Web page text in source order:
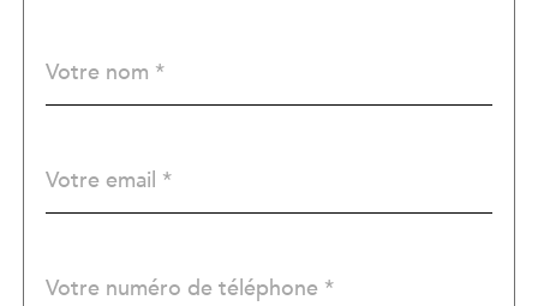
Fieldset
par
*
*
*